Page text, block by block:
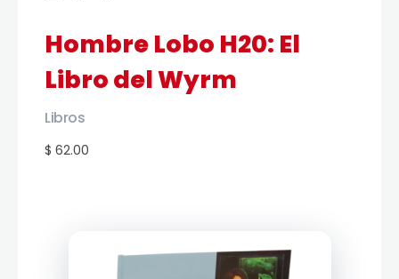
Hombre Lobo H20: El
Libro del Wyrm
$ 62.00
Libros